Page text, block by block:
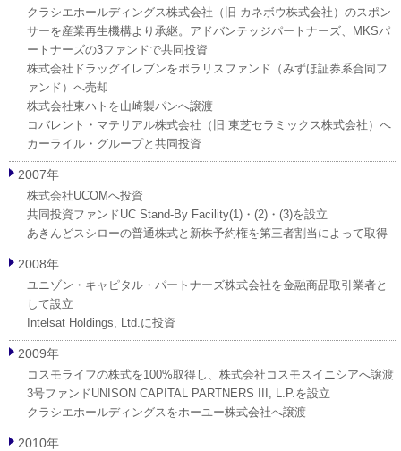
クラシエホールディングス株式会社（旧 カネボウ株式会社）のスポン
サーを産業再生機構より承継。アドバンテッジパートナーズ、MKSパ
ートナーズの3ファンドで共同投資
株式会社ドラッグイレブンをポラリスファンド（みずほ証券系合同フ
ァンド）へ売却
株式会社東ハトを山崎製パンへ譲渡
コバレント・マテリアル株式会社（旧 東芝セラミックス株式会社）へ
カーライル・グループと共同投資
2007年
株式会社UCOMへ投資
共同投資ファンドUC Stand-By Facility(1)・(2)・(3)を設立
あきんどスシローの普通株式と新株予約権を第三者割当によって取得
2008年
ユニゾン・キャピタル・パートナーズ株式会社を金融商品取引業者と
して設立
Intelsat Holdings, Ltd.に投資
2009年
コスモライフの株式を100%取得し、株式会社コスモスイニシアへ譲渡
3号ファンドUNISON CAPITAL PARTNERS III, L.P.を設立
クラシエホールディングスをホーユー株式会社へ譲渡
2010年